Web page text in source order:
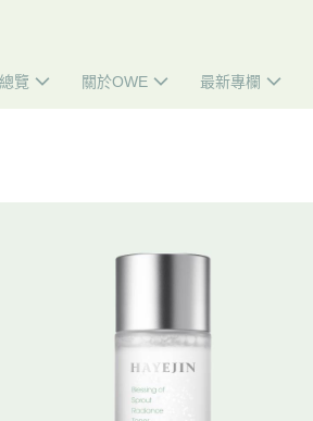
覽 關於OWE 最新專欄